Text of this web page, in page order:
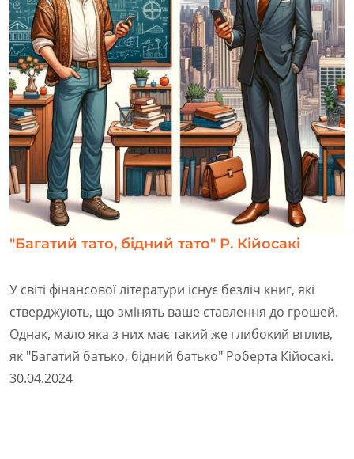
"Багатий тато, бідний тато" Р. Кійосакі
У світі фінансової літератури існує безліч книг, які
стверджують, що змінять ваше ставлення до грошей.
Однак, мало яка з них має такий же глибокий вплив,
як "Багатий батько, бідний батько" Роберта Кійосакі.
30.04.2024